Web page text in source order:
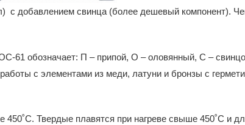
с добавлением свинца (более дешевый компонент).
61 обозначает: П – припой, О – оловянный, С –
с элементами из меди, латуни и бронзы с
Твердые плавятся при нагреве свыше 450˚С и